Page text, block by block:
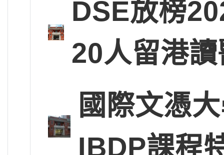
DSE放榜
20人留港
國際文憑
IBDP課程